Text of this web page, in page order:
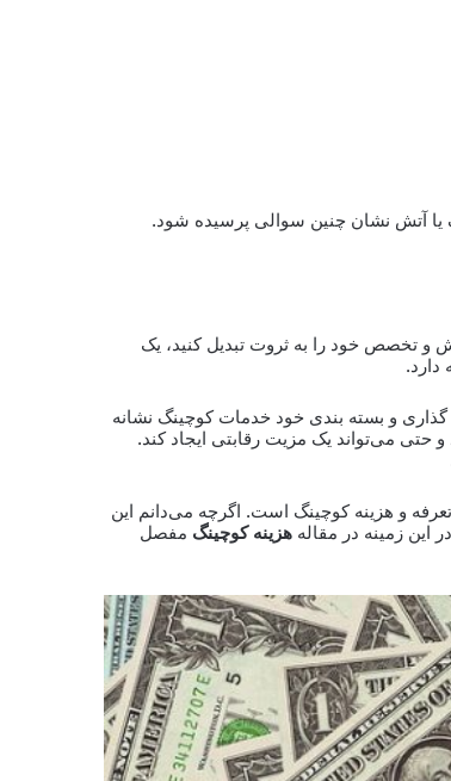
یا آتش نشان چنین سوالی پرسیده شود.
و تخصص خود را به ثروت تبدیل کنید، یک
و بسته بندی خود خدمات کوچینگ نشانه
می‌تواند یک مزیت رقابتی ایجاد کند.
تعرفه و هزینه کوچینگ است. اگرچه می‌دانم این
این زمینه در مقاله هزینه کوچینگ مفصل